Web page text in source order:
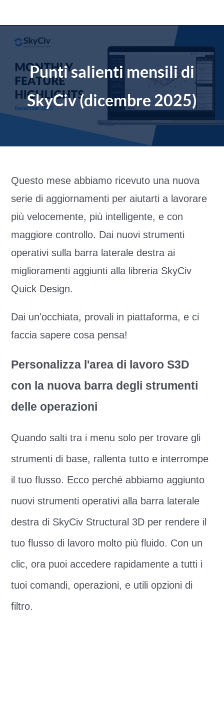
Punti salienti mensili di
SkyCiv (dicembre 2025)
Questo mese abbiamo ricevuto una nuova
serie di aggiornamenti per aiutarti a lavorare
più velocemente, più intelligente, e con
maggiore controllo. Dai nuovi strumenti
operativi sulla barra laterale destra ai
miglioramenti aggiunti alla libreria SkyCiv
Quick Design.
Dai un'occhiata, provali in piattaforma, e ci
faccia sapere cosa pensa!
Personalizza l'area di lavoro S3D
con la nuova barra degli strumenti
delle operazioni
Quando salti tra i menu solo per trovare gli
strumenti di base, rallenta tutto e interrompe
il tuo flusso. Ecco perché abbiamo aggiunto
nuovi strumenti operativi alla barra laterale
destra di SkyCiv Structural 3D per rendere il
tuo flusso di lavoro molto più fluido. Con un
clic, ora puoi accedere rapidamente a tutti i
tuoi comandi, operazioni, e utili opzioni di
filtro.